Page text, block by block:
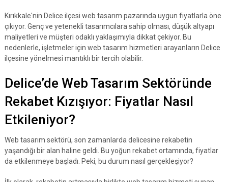
Kırıkkale'nin Delice ilçesi web tasarım pazarında uygun fiyatlarla öne
çıkıyor. Genç ve yetenekli tasarımcılara sahip olması, düşük altyapı
maliyetleri ve müşteri odaklı yaklaşımıyla dikkat çekiyor. Bu
nedenlerle, işletmeler için web tasarım hizmetleri arayanların Delice
ilçesine yönelmesi mantıklı bir tercih olabilir.
Delice’de Web Tasarım Sektöründe
Rekabet Kızışıyor: Fiyatlar Nasıl
Etkileniyor?
Web tasarım sektörü, son zamanlarda delicesine rekabetin
yaşandığı bir alan haline geldi. Bu yoğun rekabet ortamında, fiyatlar
da etkilenmeye başladı. Peki, bu durum nasıl gerçekleşiyor?